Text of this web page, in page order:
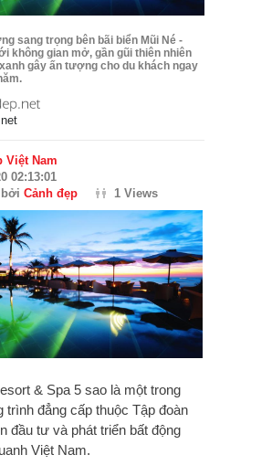
sang trọng bên bãi biển Mũi Né -
không gian mở, gần gũi thiên nhiên
gây ấn tượng cho du khách ngay
Việt Nam
02:13:01
Cảnh đẹp 1 Views
& Spa 5 sao là một trong
trình đẳng cấp thuộc Tập đoàn
đầu tư và phát triển bất động
Việt Nam.